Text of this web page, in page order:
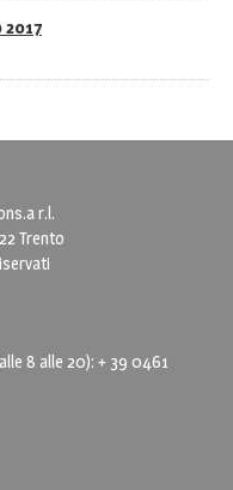
2017
r.l.
Trento
8 alle 20): + 39 0461